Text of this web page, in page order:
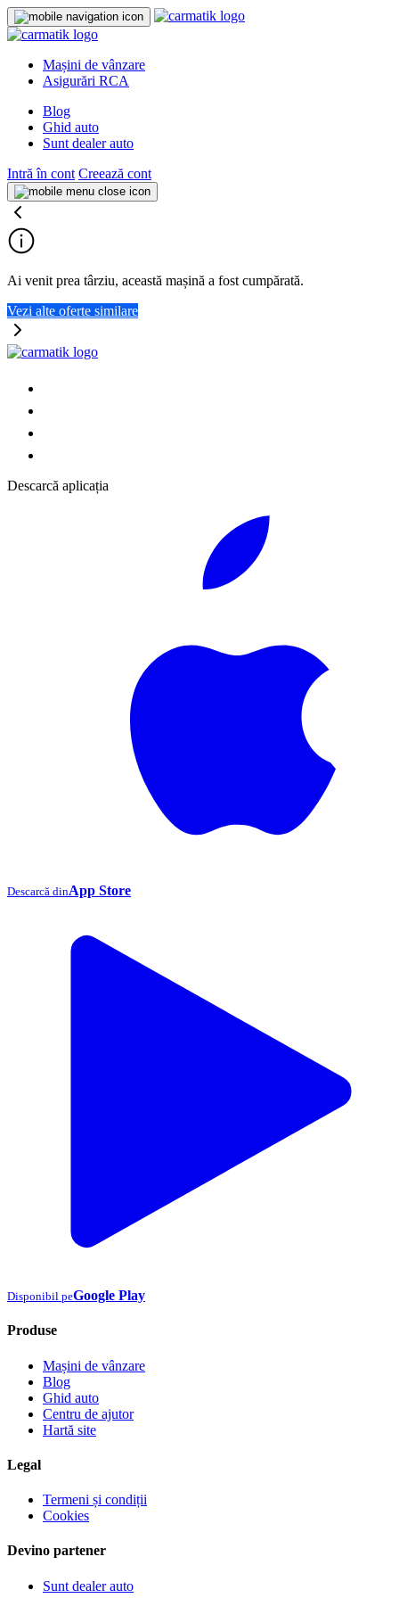
Mașini de vânzare
Asigurări RCA
Blog
Ghid auto
Sunt dealer auto
Intră în cont Creează cont
Ai venit prea târziu, această mașină a fost cumpărată.
Vezi alte oferte similare
Descarcă aplicația
Descarcă dinApp Store
Disponibil peGoogle Play
Produse
Mașini de vânzare
Blog
Ghid auto
Centru de ajutor
Hartă site
Legal
Termeni și condiții
Cookies
Devino partener
Sunt dealer auto